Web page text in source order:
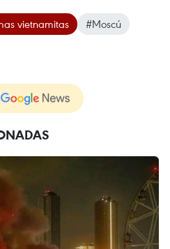
vietnamitas #Moscú